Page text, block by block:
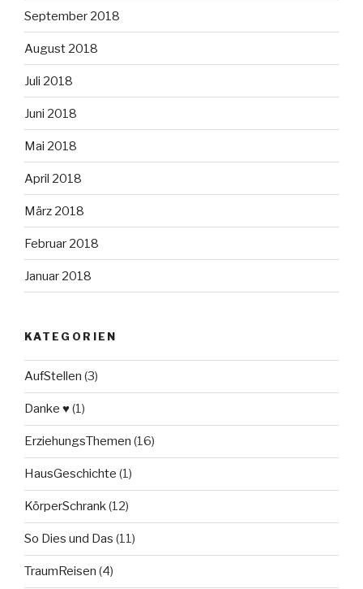
September 2018
August 2018
Juli 2018
Juni 2018
Mai 2018
April 2018
März 2018
Februar 2018
Januar 2018
KATEGORIEN
AufStellen (3)
Danke ♥(1)
ErziehungsThemen (16)
HausGeschichte (1)
KörperSchrank(12)
So Dies und Das (11)
TraumReisen (4)